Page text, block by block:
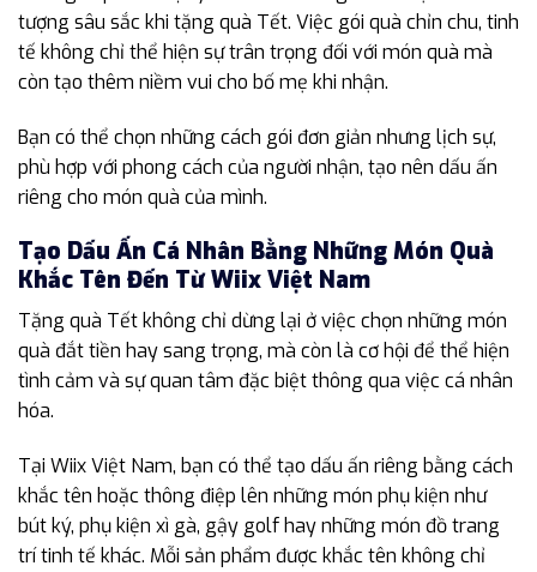
tượng sâu sắc khi tặng quà Tết. Việc gói quà chỉn chu, tinh
tế không chỉ thể hiện sự trân trọng đối với món quà mà
còn tạo thêm niềm vui cho bố mẹ khi nhận.
Bạn có thể chọn những cách gói đơn giản nhưng lịch sự,
phù hợp với phong cách của người nhận, tạo nên dấu ấn
riêng cho món quà của mình.
Tạo Dấu Ấn Cá Nhân Bằng Những Món Quà
Khắc Tên Đến Từ Wiix Việt Nam
Tặng quà Tết không chỉ dừng lại ở việc chọn những món
quà đắt tiền hay sang trọng, mà còn là cơ hội để thể hiện
tình cảm và sự quan tâm đặc biệt thông qua việc cá nhân
hóa.
Tại Wiix Việt Nam, bạn có thể tạo dấu ấn riêng bằng cách
khắc tên hoặc thông điệp lên những món phụ kiện như
bút ký, phụ kiện xì gà, gậy golf hay những món đồ trang
trí tinh tế khác. Mỗi sản phẩm được khắc tên không chỉ